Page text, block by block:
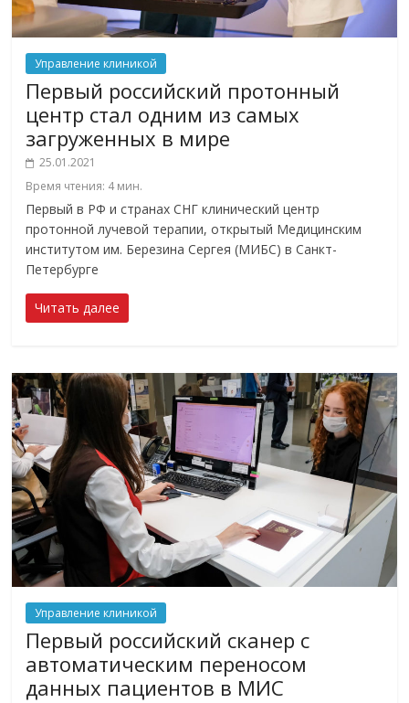
Управление клиникой
Первый российский протонный
центр стал одним из самых
загруженных в мире
25.01.2021
Время чтения: 4 мин.
Первый в РФ и странах СНГ клинический центр
протонной лучевой терапии, открытый Медицинским
институтом им. Березина Сергея (МИБС) в Санкт-
Петербурге
Читать далее
Управление клиникой
Первый российский сканер с
автоматическим переносом
данных пациентов в МИС